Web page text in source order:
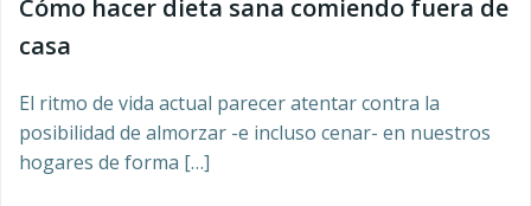
Cómo hacer dieta sana comiendo fuera de
casa
El ritmo de vida actual parecer atentar contra la
posibilidad de almorzar -e incluso cenar- en nuestros
hogares de forma […]